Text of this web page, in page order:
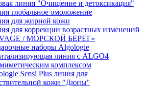
линия "Очищение и детоксикация"
глобальное омоложение
для жирной кожи
для коррекции возрастных изменений
/ МОРСКОЙ БЕРЕГ»
наборы Algologie
линия с ALGO4
комплексом
Sensi Plus линия для
кожи "Дюны"